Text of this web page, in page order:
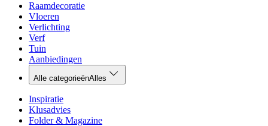
Raamdecoratie
Vloeren
Verlichting
Verf
Tuin
Aanbiedingen
Alle categorieënAlles
Inspiratie
Klusadvies
Folder & Magazine